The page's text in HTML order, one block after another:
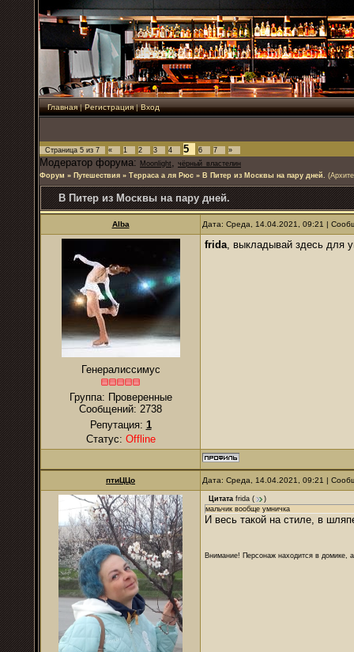
Главная|Регистрация|Вход
Страница 5 из 7 « 1 2 3 4 5 6 7 »
Модератор форума: Moonlight , чёрный_властелин
Форум » Путешествия » Терраса а ля Рюс » В Питер из Москвы на пару дней.
В Питер из Москвы на пару дней.
Alba Дата: Среда, 14.04.2021, 09:21 |
Генералиссимус
Группа: Проверенные
Сообщений: 2738
Репутация: 1
Статус: Offline
frida, выкладывай здесь для
птиЦЦо Дата: Среда, 14.04.2021, 09:21 |
Цитата frida (
)
мальчик вообще умничка
И весь такой на стиле, в
Внимание! Персонаж находится в домике,